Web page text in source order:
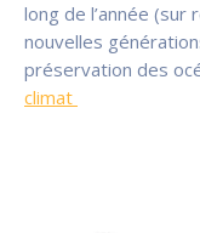
long de l’année (sur
nouvelles
préservation des
climat